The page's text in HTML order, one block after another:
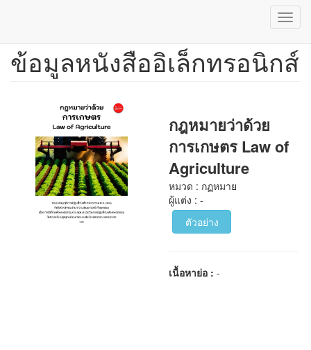
ข้าม
ข้อมูลหนังสืออิเล็กทรอนิกส์
กฎหมายว่าด้วย
การเกษตร Law of
Agriculture
หมวด : กฏหมาย
ผู้แต่ง : -
ตัวอย่าง
เนื้อหาย่อ :-